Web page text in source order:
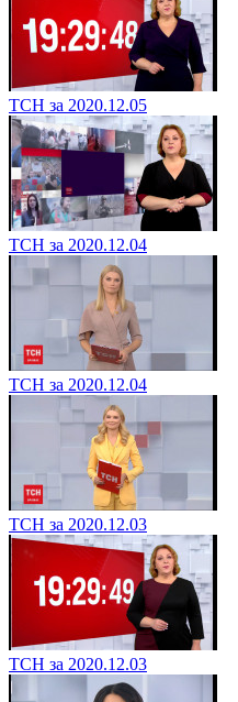
ТСН за 2020.12.05
ТСН за 2020.12.04
ТСН за 2020.12.04
ТСН за 2020.12.03
ТСН за 2020.12.03